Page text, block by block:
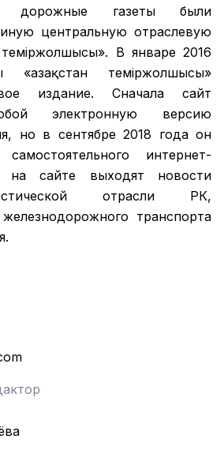
дорожные газеты были
центральную отраслевую
темiржолшысы». В январе 2016
теміржолшысы»
издание. Сначала сайт
электронную версию
но в сентябре 2018 года он
интернет-
на сайте выходят новости
отрасли РК,
транспорта